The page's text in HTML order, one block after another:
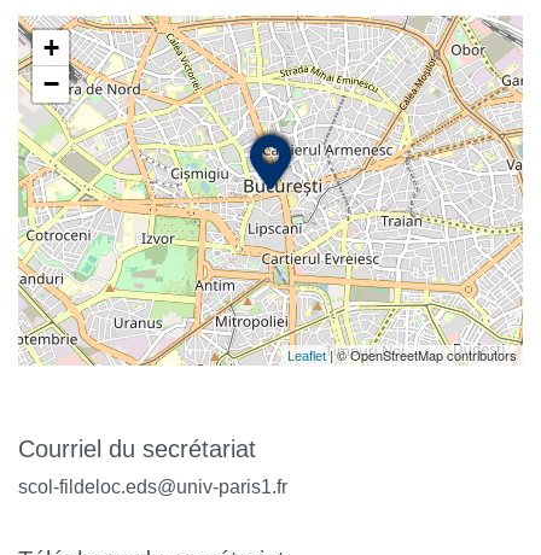
+
−
Leaflet| © OpenStreetMap contributors
Courriel du secrétariat
scol-fildeloc.eds@univ-paris1.fr